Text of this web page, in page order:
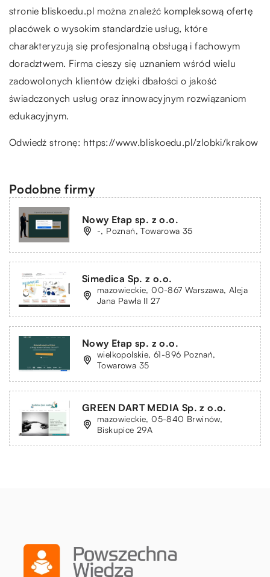
stronie bliskoedu.pl można znaleźć kompleksową ofertę
placówek o wysokim standardzie usług, które
charakteryzują się profesjonalną obsługą i fachowym
doradztwem. Firma cieszy się uznaniem wśród wielu
zadowolonych klientów dzięki dbałości o jakość
świadczonych usług oraz innowacyjnym rozwiązaniom
edukacyjnym.
Odwiedź stronę: https://www.bliskoedu.pl/zlobki/krakow
Podobne firmy
Nowy Etap sp. z o.o.
-, Poznań, Towarowa 35
Simedica Sp. z o.o.
mazowieckie, 00-867 Warszawa, Aleja
Jana Pawła II 27
Nowy Etap sp. z o.o.
wielkopolskie, 61-896 Poznań,
Towarowa 35
GREEN DART MEDIA Sp. z o.o.
mazowieckie, 05-840 Brwinów,
Biskupice 29A